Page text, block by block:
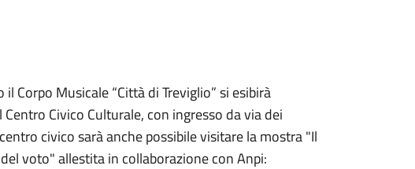
Corpo Musicale “Città di Treviglio” si esibirà
Civico Culturale, con ingresso da via dei
civico sarà anche possibile visitare la mostra "Il
voto" allestita in collaborazione con Anpi: